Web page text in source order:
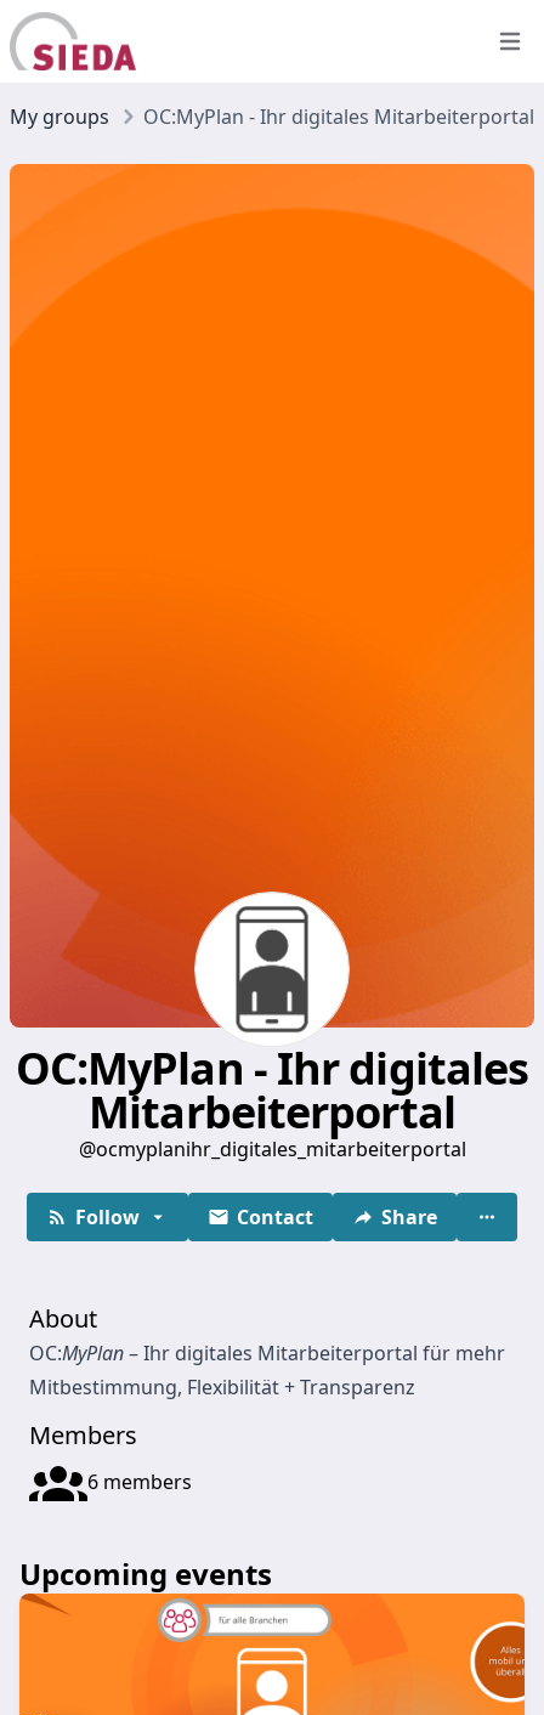
My groups OC:MyPlan - Ihr digitales Mitarbeiterportal
OC:MyPlan - Ihr digitales
Mitarbeiterportal
@ocmyplanihr_digitales_mitarbeiterportal
Follow Contact Share
About
OC:MyPlan– Ihr digitales Mitarbeiterportal für mehr
Mitbestimmung, Flexibilität + Transparenz
Members
6 members
Upcoming events